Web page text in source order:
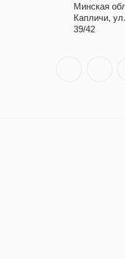
Минская
Капличи,
39/42